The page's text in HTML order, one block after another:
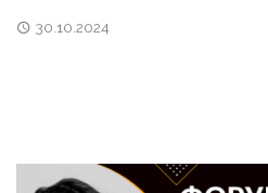
30.10.2024